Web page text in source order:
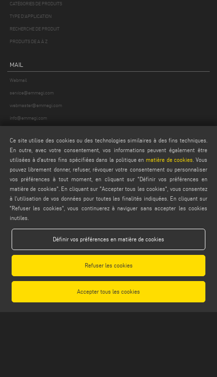
CATÉGORIES DE PRODUITS
TYPE D'APPLICATION
RECHERCHE DE PRODUIT
PRODUITS DE A À Z
MAIL
Webmail
service@emmegi.com
webmaster@emmegi.com
info@emmegi.com
TROUVEZ-NOUS SUR
MENTIONS LÉGALES
PRIVACY POLICY
LEGAL NOTES
CONDITIONS GÉNÉRALES DE DISTRIBUTION
Ce site utilise des cookies ou des technologies similaires à des fins techniques.
En outre, avec votre consentement, vos informations peuvent également être
utilisées à d'autres fins spécifiées dans la politique en matière de cookies . Vous
pouvez librement donner, refuser, révoquer votre consentement ou personnaliser
vos préférences à tout moment, en cliquant sur "Définir vos préférences en
matière de cookies". En cliquant sur "Accepter tous les cookies", vous consentez
à l'utilisation de vos données pour toutes les finalités indiquées. En cliquant sur
"Refuser les cookies", vous continuerez à naviguer sans accepter les cookies
inutiles.
Définir vos préférences en matière de cookies
Refuser les cookies
Accepter tous les cookies